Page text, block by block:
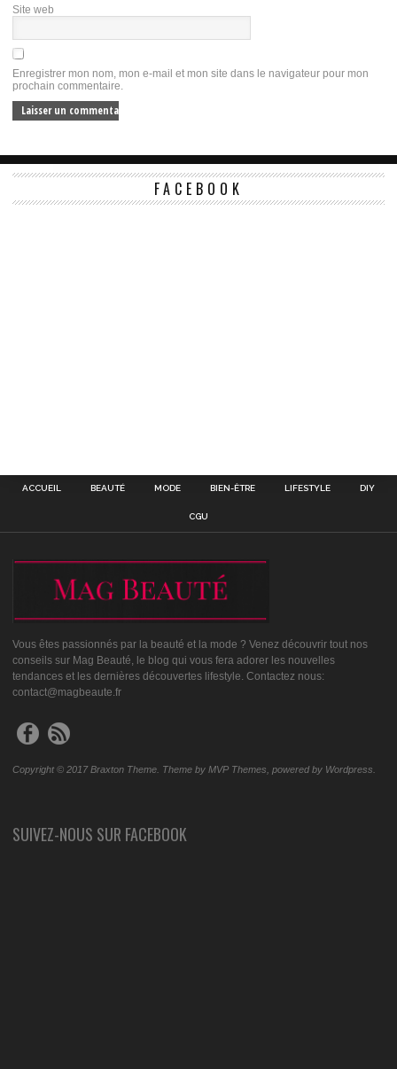
Site web
Enregistrer mon nom, mon e-mail et mon site dans le navigateur pour mon
prochain commentaire.
FACEBOOK
ACCUEIL BEAUTÉ MODE BIEN-ÊTRE LIFESTYLE DIY
CGU
Vous êtes passionnés par la beauté et la mode ? Venez découvrir tout nos
conseils sur Mag Beauté, le blog qui vous fera adorer les nouvelles
tendances et les dernières découvertes lifestyle. Contactez nous:
contact@magbeaute.fr
Copyright © 2017 Braxton Theme. Theme by MVP Themes, powered by Wordpress.
SUIVEZ-NOUS SUR FACEBOOK